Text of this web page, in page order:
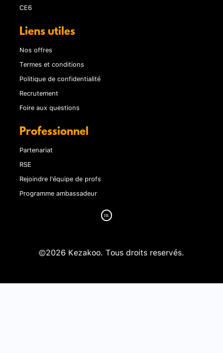
CE6
Liens utiles
Nos offres
Termes et conditions
Politique de confidentialité
Recrutement
Foire aux questions
Professionnel
Partenariat
RSE
Rejoindre l'équipe de profs
Programme ambassadeur
©2026 Kezakoo. Tous droits reservés.